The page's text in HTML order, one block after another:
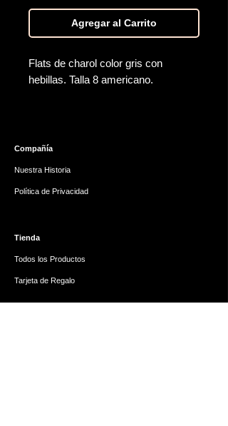
Agregar al Carrito
Flats de charol color gris con
hebillas. Talla 8 americano.
Compañía
Nuestra Historia
Política de Privacidad
Tienda
Todos los Productos
Tarjeta de Regalo